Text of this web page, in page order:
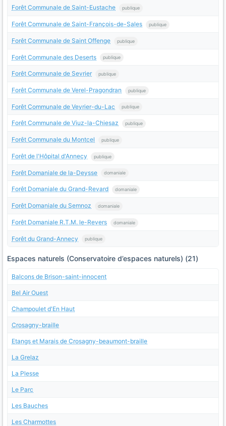
Forêt Communale de Saint-Eustache publique
Forêt Communale de Saint-François-de-Sales publique
Forêt Communale de Saint Offenge publique
Forêt Communale des Deserts publique
Forêt Communale de Sevrier publique
Forêt Communale de Verel-Pragondran publique
Forêt Communale de Veyrier-du-Lac publique
Forêt Communale de Viuz-la-Chiesaz publique
Forêt Communale du Montcel publique
Forêt de l'Hôpital d'Annecy publique
Forêt Domaniale de la-Deysse domaniale
Forêt Domaniale du Grand-Revard domaniale
Forêt Domaniale du Semnoz domaniale
Forêt Domaniale R.T.M. le-Revers domaniale
Forêt du Grand-Annecy publique
Espaces naturels (Conservatoire d’espaces naturels) (21)
Balcons de Brison-saint-innocent
Bel Air Ouest
Champoulet d'En Haut
Crosagny-braille
Etangs et Marais de Crosagny-beaumont-braille
La Grelaz
La Plesse
Le Parc
Les Bauches
Les Charmottes